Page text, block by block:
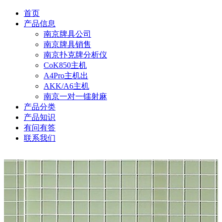
首页
产品信息
南京牌具公司
南京牌具销售
南京扑克牌分析仪
CoK850主机
A4Pro主机出
AKK/A6主机
南京一对一镭射麻
产品分类
产品知识
有问有答
联系我们